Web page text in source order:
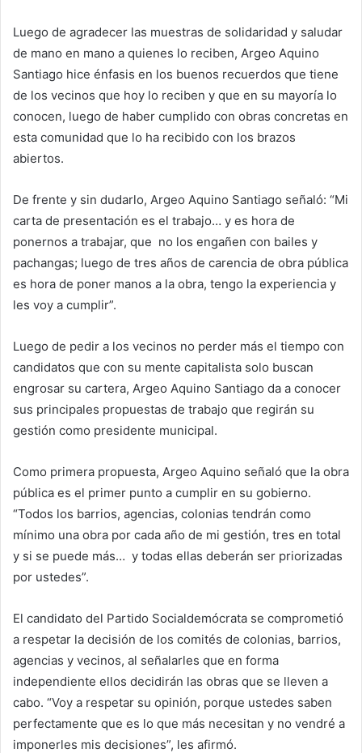
Luego de agradecer las muestras de solidaridad y saludar
de mano en mano a quienes lo reciben, Argeo Aquino
Santiago hice énfasis en los buenos recuerdos que tiene
de los vecinos que hoy lo reciben y que en su mayoría lo
conocen, luego de haber cumplido con obras concretas en
esta comunidad que lo ha recibido con los brazos
abiertos.
De frente y sin dudarlo, Argeo Aquino Santiago señaló: “Mi
carta de presentación es el trabajo… y es hora de
ponernos a trabajar, que no los engañen con bailes y
pachangas; luego de tres años de carencia de obra pública
es hora de poner manos a la obra, tengo la experiencia y
les voy a cumplir”.
Luego de pedir a los vecinos no perder más el tiempo con
candidatos que con su mente capitalista solo buscan
engrosar su cartera, Argeo Aquino Santiago da a conocer
sus principales propuestas de trabajo que regirán su
gestión como presidente municipal.
Como primera propuesta, Argeo Aquino señaló que la obra
pública es el primer punto a cumplir en su gobierno.
“Todos los barrios, agencias, colonias tendrán como
mínimo una obra por cada año de mi gestión, tres en total
y si se puede más… y todas ellas deberán ser priorizadas
por ustedes”.
El candidato del Partido Socialdemócrata se comprometió
a respetar la decisión de los comités de colonias, barrios,
agencias y vecinos, al señalarles que en forma
independiente ellos decidirán las obras que se lleven a
cabo. “Voy a respetar su opinión, porque ustedes saben
perfectamente que es lo que más necesitan y no vendré a
imponerles mis decisiones”, les afirmó.